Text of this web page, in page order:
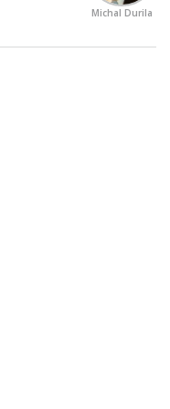
Michal Durila